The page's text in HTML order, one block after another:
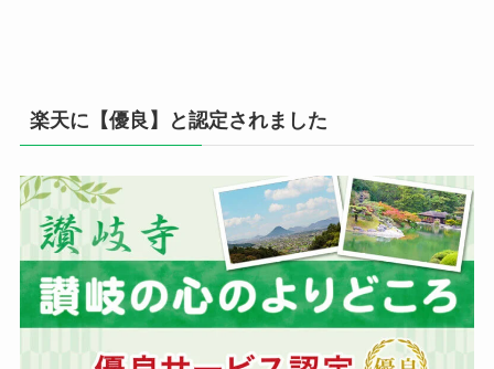
楽天に【優良】と認定されました